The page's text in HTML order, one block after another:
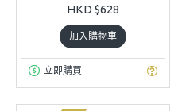
HKD $628
加入購物車
立即購買